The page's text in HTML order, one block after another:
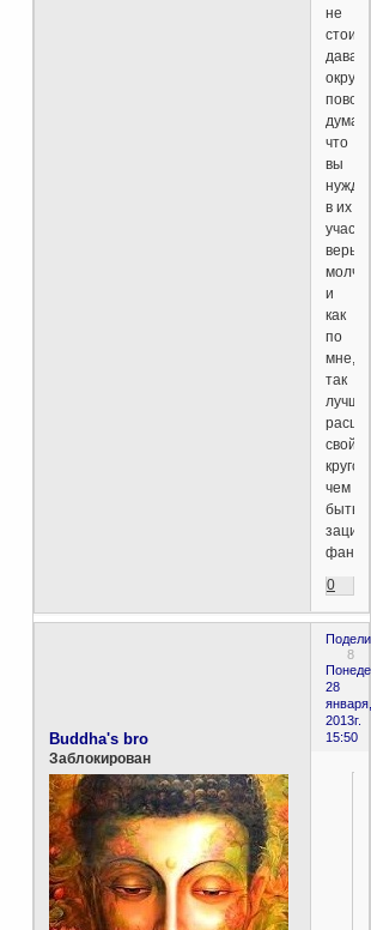
не
стоит
давать
что
вы
в их
верьте
молча.
и
как
по
мне,
так
лучше
свой
чем
быть
0
8
28
января,
2013г.
15:50
Buddha's bro
Заблокирован